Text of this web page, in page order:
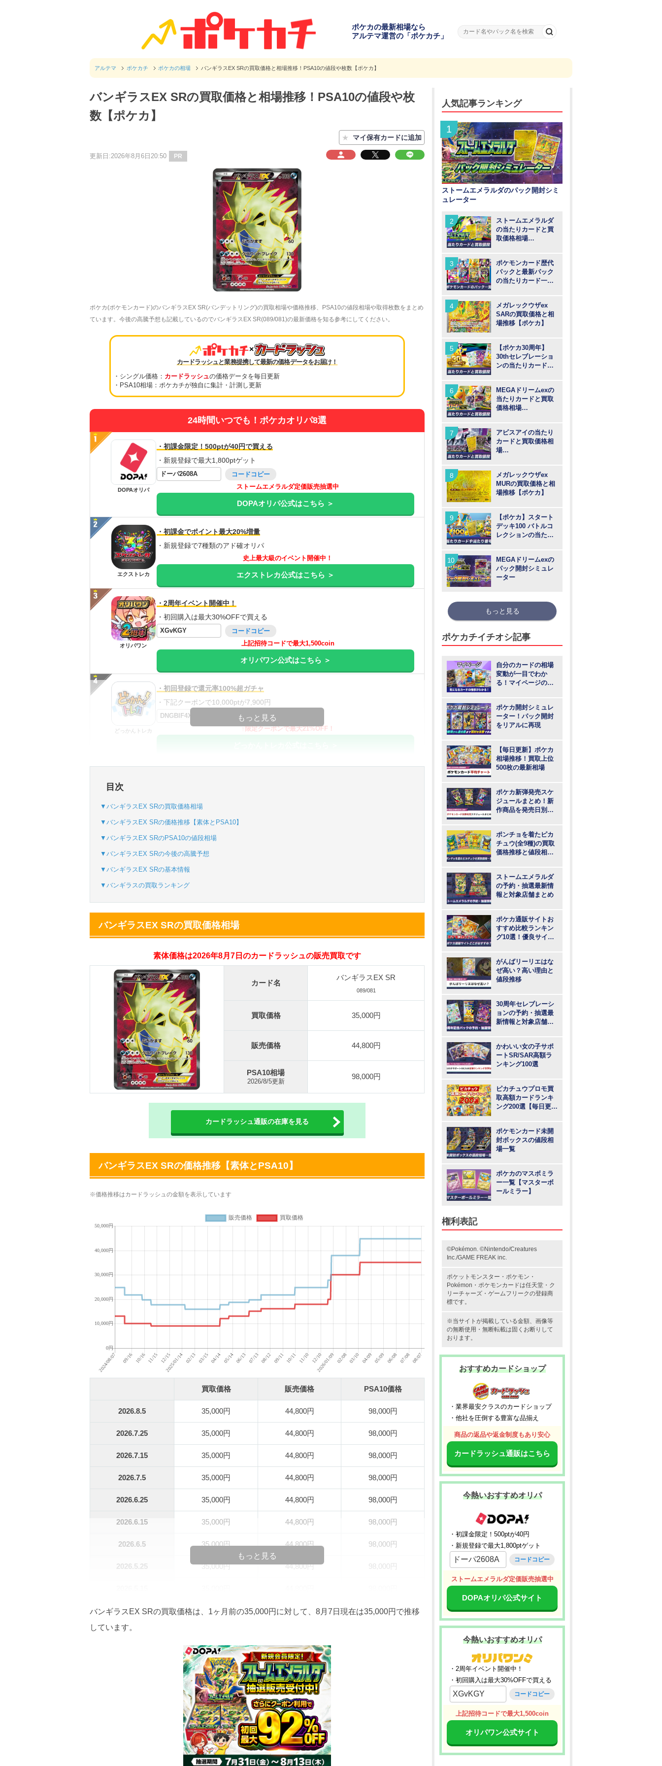
ポケカの最新相場なら
アルテマ運営の「ポケカチ」
アルテマ ポケカチ ポケカの相場 バンギラスEX SRの買取価格と相場推移！PSA10の値段や枚数【ポケカ】
バンギラスEX SRの買取価格と相場推移！PSA10の値段や枚
数【ポケカ】
★ マイ保有カードに追加
更新日:2026年8月6日20:50 PR
ポケカ(ポケモンカード)のバンギラスEX SR(バンデットリング)の買取相場や価格推移、PSA10の値段相場や取得枚数をまとめ
ています。今後の高騰予想も記載しているのでバンギラスEX SR(089/081)の最新価格を知る参考にしてください。
×
カードラッシュと業務提携して最新の価格データをお届け！
・シングル価格： カードラッシュの価格データを毎日更新
・PSA10相場：ポケカチが独自に集計・計測し更新
24時間いつでも！ポケカオリパ8選
DOPAオリパ
・初課金限定！500ptが40円で買える
・新規登録で最大1,800ptゲット
ドーパ2608A
コードコピー
ストームエメラルダ定価販売抽選中
DOPAオリパ公式はこちら ＞
エクストレカ
・初課金でポイント最大20%増量
・新規登録で7種類のアド確オリパ
史上最大級のイベント開催中！
エクストレカ公式はこちら ＞
オリパワン
・2周年イベント開催中！
・初回購入は最大30%OFFで買える
XGvKGY
コードコピー
上記招待コードで最大1,500coin
オリパワン公式はこちら ＞
どっかんトレカ
・初回登録で還元率100%超ガチャ
・下記クーポンで10,000ptが7,900円
DNGBIF4X
コードコピー
↑限定クーポンで最大21%OFF！
オリパスタジアム
・atone・ペイディ対応！
・新規登録で6種類アド確解禁
オリパスタジアム公式はこちら ＞
オリくじ
・新規登録で無料100連できる！
TVCM記念！激熱イベント開催中
TORAオリパ
・リリース1周年イベント開催中！
・新規登録で最大90%OFF
TORAオリパ公式はこちら ＞
もっと見る
目次
▼バンギラスEX SRの買取価格相場
▼バンギラスEX SRの価格推移【素体とPSA10】
▼バンギラスEX SRのPSA10の値段相場
▼バンギラスEX SRの今後の高騰予想
▼バンギラスEX SRの基本情報
▼バンギラスの買取ランキング
バンギラスEX SRの買取価格相場
素体価格は2026年8月7日のカードラッシュの販売買取です
カード名
バンギラスEX SR
089/081
買取価格 35,000円
販売価格 44,800円
PSA10相場
2026/8/5更新
98,000円
カードラッシュ通販の在庫を見る
バンギラスEX SRの価格推移【素体とPSA10】
※価格推移はカードラッシュの金額を表示しています
買取価格 販売価格 PSA10価格
2026.8.5 35,000円 44,800円 98,000円
2026.7.25 35,000円 44,800円 98,000円
2026.7.15 35,000円 44,800円 98,000円
2026.7.5 35,000円 44,800円 98,000円
2026.6.25 35,000円 44,800円 98,000円
2026.6.15 35,000円 44,800円 98,000円
2026.6.5 35,000円 44,800円 98,000円
2026.5.25 35,000円 44,800円 98,000円
2026.5.5 35,000円 44,800円 98,000円
2026.4.25
35,000円 44,800円
35,000円 44,800円
35,000円 44,800円
35,000円 44,800円
30,000円 37,800円
もっと見る
バンギラスEX SRの買取価格は、1ヶ月前の35,000円に対して、8月7日現在は35,000円で推移
しています。
人気記事ランキング
ストームエメラルダのパック開封シミ
ュレーター
ストームエメラルダ
の当たりカードと買
取価格相場
ポケモンカード歴代
パックと最新パック
の当たりカード一覧
メガレックウザex
SARの買取価格と相
場推移【ポケカ】
【ポケカ30周年】
30thセレブレーショ
ンの当たりカードと
MEGAドリームexの
当たりカードと買取
価格相場
アビスアイの当たり
カードと買取価格相
場
メガレックウザex
MURの買取価格と相
場推移【ポケカ】
【ポケカ】スタート
デッキ100 バトルコ
レクションの当たり
MEGAドリームexの
パック開封シミュレ
ーター
もっと見る
ポケカチイチオシ記事
自分のカードの相場
変動が一目でわか
る！マイページの登
ポケカ開封シミュレ
ーター！パック開封
をリアルに再現
【毎日更新】ポケカ
相場推移！買取上位
500枚の最新相場
ポケカ新弾発売スケ
ジュールまとめ！新
作商品を発売日別に
ポンチョを着たピカ
チュウ(全9種)の買取
価格推移と値段相
ストームエメラルダ
の予約・抽選最新情
報と対象店舗まとめ
ポケカ通販サイトお
すすめ比較ランキン
グ10選！優良サイト
がんばリーリエはな
ぜ高い？高い理由と
値段推移
30周年セレブレーシ
ョンの予約・抽選最
新情報と対象店舗ま
かわいい女の子サポ
ートSR/SAR高額ラ
ンキング100選
ピカチュウプロモ買
取高額カードランキ
ング200選【毎日更
ポケモンカード未開
封ボックスの値段相
場一覧
ポケカのマスボミラ
ー一覧【マスターボ
ールミラー】
権利表記
©Pokémon. ©Nintendo/Creatures
Inc./GAME FREAK inc.
ポケットモンスター ・ポケモン・
Pokémon・ ポケモンカードは任天堂・ ク
リーチャーズ ・ ゲームフリークの登録商
標です。
※当サイトが掲載している金額、画像等
の無断使用・無断転載は固くお断りして
おります。
おすすめカードショップ
・業界最安クラスのカードショップ
・他社を圧倒する豊富な品揃え
商品の返品や返金制度もあり安心
カードラッシュ通販はこちら
今熱いおすすめオリパ
・初課金限定！500ptが40円
・新規登録で最大1,800ptゲット
ドーパ2608A コードコピー
ストームエメラルダ定価販売抽選中
DOPAオリパ公式サイト
今熱いおすすめオリパ
・2周年イベント開催中！
・初回購入は最大30%OFFで買える
XGvKGY コードコピー
上記招待コードで最大1,500coin
オリパワン公式サイト